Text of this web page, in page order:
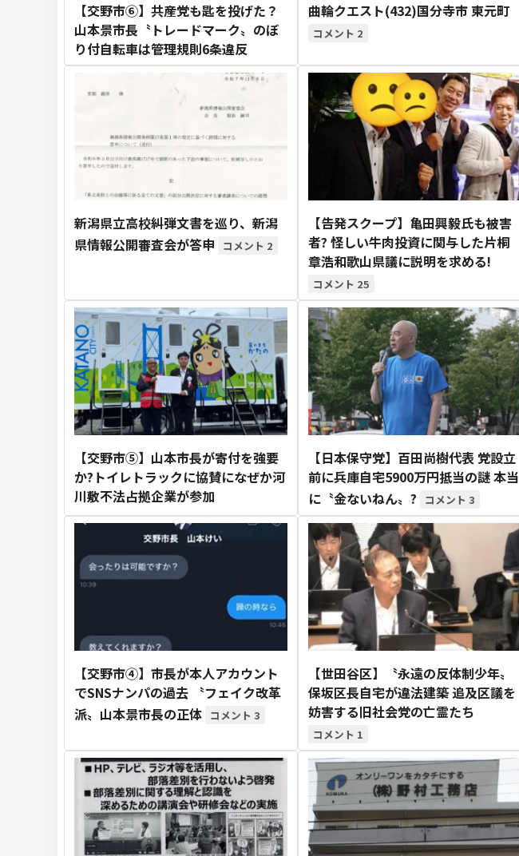
【交野市⑥】共産党も匙を投げた？
山本景市長〝トレードマーク〟のぼ
り付自転車は管理規則6条違反
曲輪クエスト(432)国分寺市 東元町
2
新潟県立高校糾弾文書を巡り、新潟
県情報公開審査会が答申
2
【告発スクープ】亀田興毅氏も被害
者? 怪しい牛肉投資に関与した片桐
章浩和歌山県議に説明を求める!
25
【交野市⑤】山本市長が寄付を強要
か?トイレトラックに協賛になぜか河
川敷不法占拠企業が参加
【日本保守党】百田尚樹代表 党設立
前に兵庫自宅5900万円抵当の謎 本当
に〝金ないねん〟?
3
【交野市④】市長が本人アカウント
でSNSナンパの過去 〝フェイク改革
派〟山本景市長の正体
3
【世田谷区】〝永遠の反体制少年〟
保坂区長自宅が違法建築 追及区議を
妨害する旧社会党の亡霊たち
1